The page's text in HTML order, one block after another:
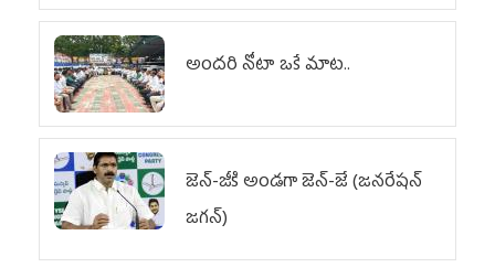
అందరి నోటా ఒకే మాట..
జెన్‌-జీకి అండగా జెన్‌-జే (జనరేషన్
జగన్)